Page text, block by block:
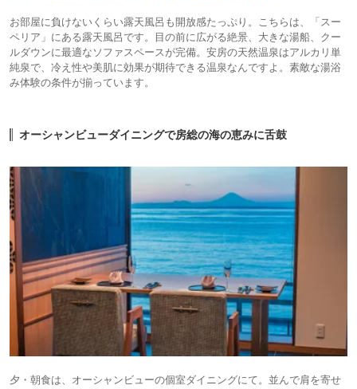
お部屋に負けないくらい露天風呂も開放感たっぷり。こちらは、「スー
ペリア」にある露天風呂です。目の前に広がる絶景、大きな湯船、クー
ルダウンに最適なソファスペースが完備。安房の天然温泉はアルカリ単
純泉で、冷え性や美肌に効果が期待できる温泉なんですよ。素敵な湯浴
み体験の条件が揃っています。
オーシャンビューダイニングで房総の海の恵みに舌鼓
夕・朝食は、オーシャンビューの個室ダイニングにて。並んで肩を寄せ